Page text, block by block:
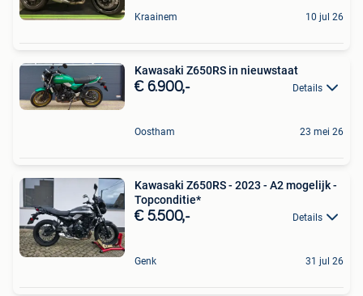
Kraainem 10 jul 26
Kawasaki Z650RS in nieuwstaat
€ 6.900,- Details
Oostham 23 mei 26
Kawasaki Z650RS - 2023 - A2 mogelijk -
Topconditie*
€ 5.500,- Details
Genk 31 jul 26